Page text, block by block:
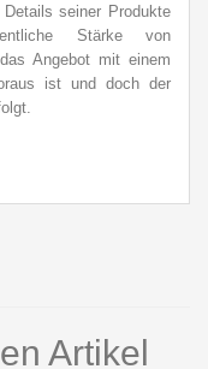
seiner Produkte
Stärke von
Angebot mit einem
ist und doch der
Artikel